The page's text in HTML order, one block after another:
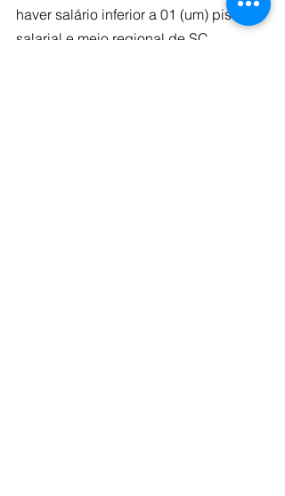
haver salário inferior a 01 (um) piso do
salarial e meio regional de SC.